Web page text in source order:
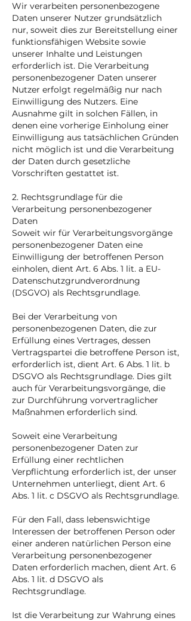
Wir verarbeiten personenbezogene
Daten unserer Nutzer grundsätzlich
nur, soweit dies zur Bereitstellung einer
funktionsfähigen Website sowie
unserer Inhalte und Leistungen
erforderlich ist. Die Verarbeitung
personenbezogener Daten unserer
Nutzer erfolgt regelmäßig nur nach
Einwilligung des Nutzers. Eine
Ausnahme gilt in solchen Fällen, in
denen eine vorherige Einholung einer
Einwilligung aus tatsächlichen Gründen
nicht möglich ist und die Verarbeitung
der Daten durch gesetzliche
Vorschriften gestattet ist.
2. Rechtsgrundlage für die
Verarbeitung personenbezogener
Daten
Soweit wir für Verarbeitungsvorgänge
personenbezogener Daten eine
Einwilligung der betroffenen Person
einholen, dient Art. 6 Abs. 1 lit. a EU-
Datenschutzgrundverordnung
(DSGVO) als Rechtsgrundlage.
Bei der Verarbeitung von
personenbezogenen Daten, die zur
Erfüllung eines Vertrages, dessen
Vertragspartei die betroffene Person ist,
erforderlich ist, dient Art. 6 Abs. 1 lit. b
DSGVO als Rechtsgrundlage. Dies gilt
auch für Verarbeitungsvorgänge, die
zur Durchführung vorvertraglicher
Maßnahmen erforderlich sind.
Soweit eine Verarbeitung
personenbezogener Daten zur
Erfüllung einer rechtlichen
Verpflichtung erforderlich ist, der unser
Unternehmen unterliegt, dient Art. 6
Abs. 1 lit. c DSGVO als Rechtsgrundlage.
Für den Fall, dass lebenswichtige
Interessen der betroffenen Person oder
einer anderen natürlichen Person eine
Verarbeitung personenbezogener
Daten erforderlich machen, dient Art. 6
Abs. 1 lit. d DSGVO als
Rechtsgrundlage.
Ist die Verarbeitung zur Wahrung eines